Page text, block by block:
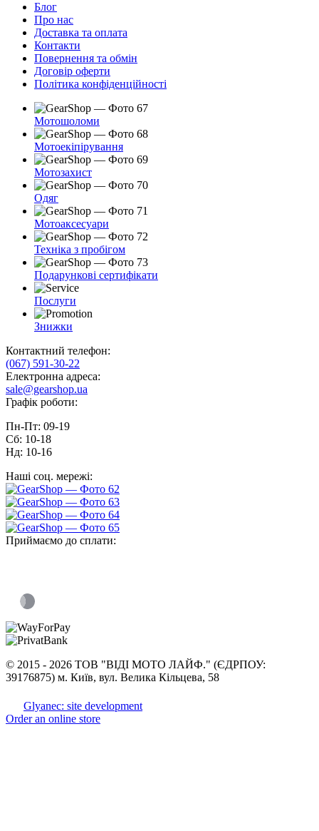
Блог
Про нас
Доставка та оплата
Контакти
Повернення та обмін
Договір оферти
Політика конфіденційності
Мотошоломи
Мотоекіпірування
Мотозахист
Одяг
Мотоаксесуари
Техніка з пробігом
Подарункові сертифікати
Послуги
Знижки
Контактний телефон:
(067) 591-30-22
Електронна адреса:
sale@gearshop.ua
Графік роботи:
Пн-Пт: 09-19
Сб: 10-18
Нд: 10-16
Наші соц. мережі:
Приймаємо до сплати:
© 2015 - 2026 ТОВ "ВІДІ МОТО ЛАЙФ." (ЄДРПОУ:
39176875) м. Київ, вул. Велика Кільцева, 58
Glyanec: site development
Order an online store